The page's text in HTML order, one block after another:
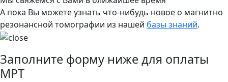
А пока Вы можете узнать что-нибудь новое о магнитно
резонансной томографии из нашей базы знаний.
Заполните форму ниже для оплаты
МРТ